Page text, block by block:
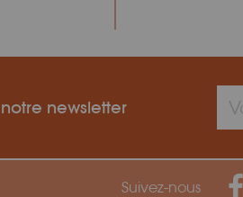
newsletter
Suivez-nous